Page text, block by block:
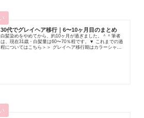
30代でグレイヘア移行｜6〜10ヶ月目のまとめ
白髪染めをやめてから、約10ヶ月が過ぎました。＾＾筆者
は、現在31歳・白髪量は60〜70％程です。▼ これまでの過
程についてはこちら＞＞ グレイヘア移行期はカラーシャン